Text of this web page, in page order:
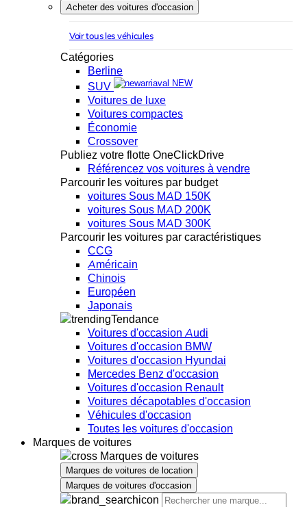
Acheter des voitures d'occasion
Voir tous les véhicules
Catégories
Berline
SUV
NEW
Voitures de luxe
Voitures compactes
Économie
Crossover
Publiez votre flotte OneClickDrive
Référencez vos voitures à vendre
Parcourir les voitures par budget
voitures Sous MAD 150K
voitures Sous MAD 200K
voitures Sous MAD 300K
Parcourir les voitures par caractéristiques
CCG
Américain
Chinois
Européen
Japonais
Tendance
Voitures d'occasion Audi
Voitures d'occasion BMW
Voitures d'occasion Hyundai
Mercedes Benz d'occasion
Voitures d'occasion Renault
Voitures décapotables d'occasion
Véhicules d'occasion
Toutes les voitures d'occasion
Marques de voitures
Marques de voitures
Marques de voitures de location
Marques de voitures d'occasion